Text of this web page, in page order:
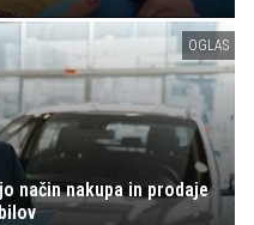
OGLAS
način nakupa in prodaje